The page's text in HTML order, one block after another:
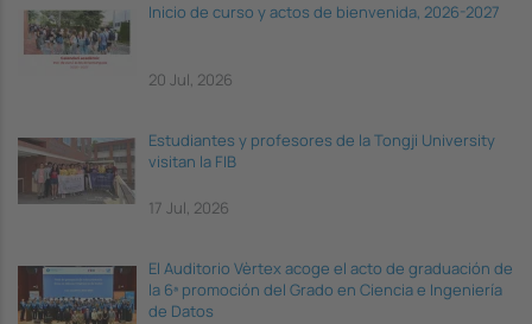
Inicio de curso y actos de bienvenida, 2026-2027
20 Jul, 2026
Estudiantes y profesores de la Tongji University
visitan la FIB
17 Jul, 2026
El Auditorio Vèrtex acoge el acto de graduación de
la 6ª promoción del Grado en Ciencia e Ingeniería
de Datos